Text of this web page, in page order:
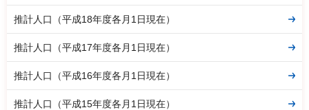
推計人口（平成18年度各月1日現在）
推計人口（平成17年度各月1日現在）
推計人口（平成16年度各月1日現在）
推計人口（平成15年度各月1日現在）